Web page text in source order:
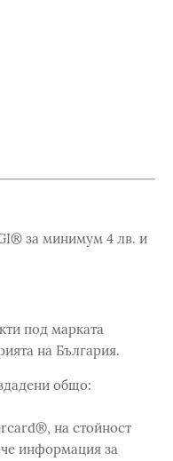
за минимум 4 лв. и
под марката
на България.
общо:
на стойност
информация за